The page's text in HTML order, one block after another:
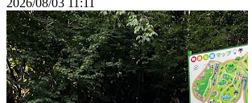
2026/08/03 11:11